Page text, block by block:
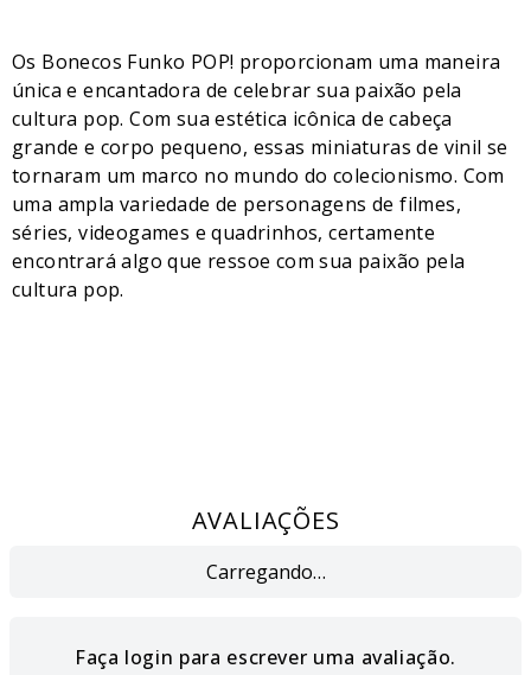
Os Bonecos Funko POP! proporcionam uma maneira
única e encantadora de celebrar sua paixão pela
cultura pop. Com sua estética icônica de cabeça
grande e corpo pequeno, essas miniaturas de vinil se
tornaram um marco no mundo do colecionismo. Com
uma ampla variedade de personagens de filmes,
séries, videogames e quadrinhos, certamente
encontrará algo que ressoe com sua paixão pela
cultura pop.
AVALIAÇÕES
Carregando…
Faça login para escrever uma avaliação.